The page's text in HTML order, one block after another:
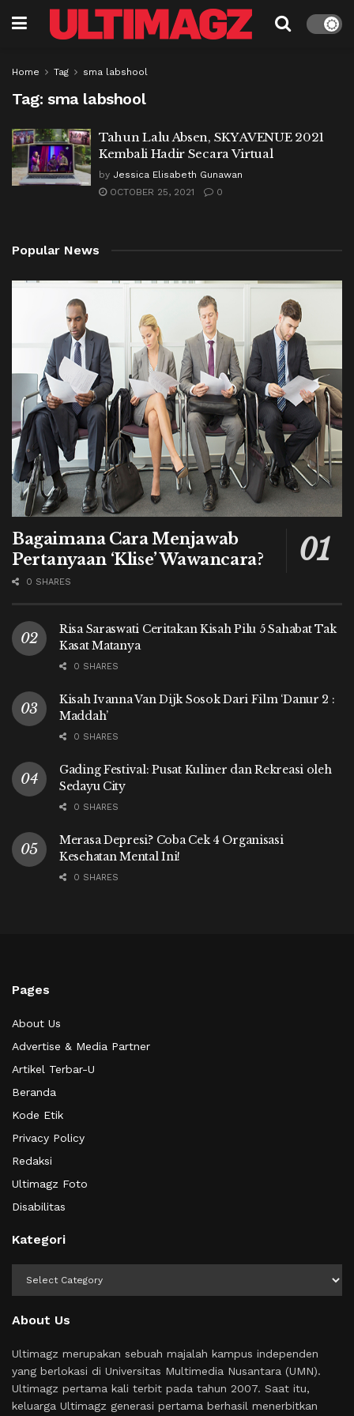
Home Tag sma labshool
Tag: sma labshool
Tahun Lalu Absen, SKY AVENUE 2021
Kembali Hadir Secara Virtual
by Jessica Elisabeth Gunawan
OCTOBER 25, 2021
0
Popular News
Bagaimana Cara Menjawab
Pertanyaan ‘Klise’ Wawancara?
0 SHARES
Risa Saraswati Ceritakan Kisah Pilu 5 Sahabat Tak
Kasat Matanya
0 SHARES
Kisah Ivanna Van Dijk Sosok Dari Film ‘Danur 2 :
Maddah’
0 SHARES
Gading Festival: Pusat Kuliner dan Rekreasi oleh
Sedayu City
0 SHARES
Merasa Depresi? Coba Cek 4 Organisasi
Kesehatan Mental Ini!
0 SHARES
Pages
About Us
Advertise & Media Partner
Artikel Terbar-U
Beranda
Kode Etik
Privacy Policy
Redaksi
Ultimagz Foto
Disabilitas
Kategori
About Us
Ultimagz merupakan sebuah majalah kampus independen
yang berlokasi di Universitas Multimedia Nusantara (UMN).
Ultimagz pertama kali terbit pada tahun 2007. Saat itu,
keluarga Ultimagz generasi pertama berhasil menerbitkan